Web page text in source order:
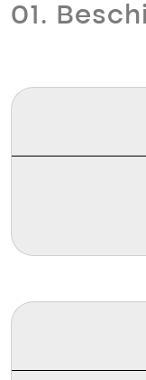
01.